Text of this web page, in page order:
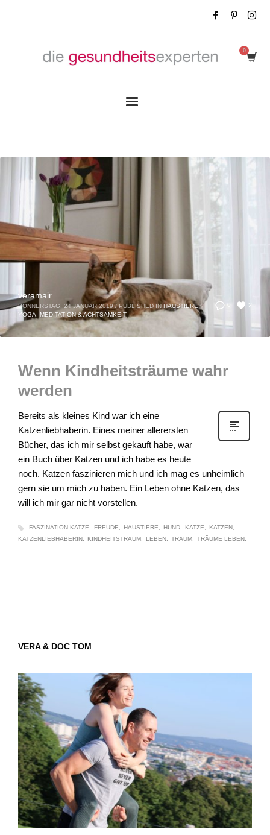
2
veramair
DONNERSTAG, 24 JANUAR 2019 / PUBLISHED IN HAUSTIERE,
YOGA, MEDITATION & ACHTSAMKEIT
Wenn Kindheitsträume wahr
werden
Bereits als kleines Kind war ich eine
Katzenliebhaberin. Eines meiner allerersten
Bücher, das ich mir selbst gekauft habe, war
ein Buch über Katzen und ich habe es heute
noch. Katzen faszinieren mich und ich mag es unheimlich
gern sie um mich zu haben. Ein Leben ohne Katzen, das
will ich mir gar nicht vorstellen.
FASZINATION KATZE FREUDE HAUSTIERE HUND KATZE
KATZEN
KATZENLIEBHABERIN
KINDHEITSTRAUM LEBEN TRAUM TRÄUME LEBEN
VERA & DOC TOM